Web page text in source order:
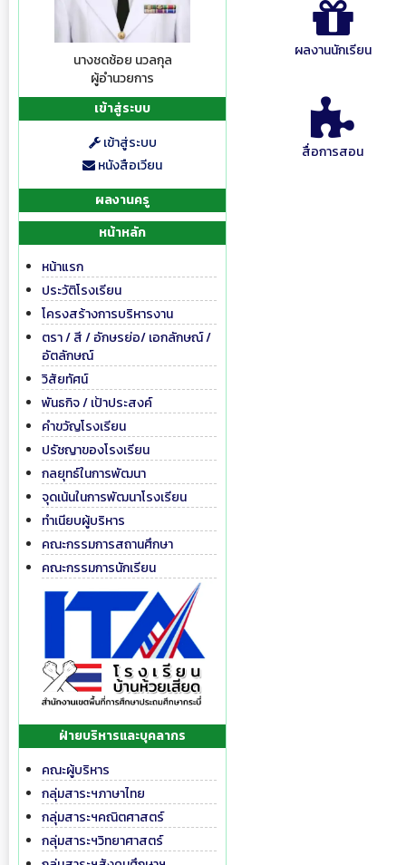
นางชดช้อย นวลกุล
ผู้อำนวยการ
เข้าสู่ระบบ
เข้าสู่ระบบ
หนังสือเวียน
ผลงานครู
หน้าหลัก
หน้าแรก
ประวัติโรงเรียน
โครงสร้างการบริหารงาน
ตรา / สี / อักษรย่อ/ เอกลักษณ์ /
อัตลักษณ์
วิสัยทัศน์
พันธกิจ / เป้าประสงค์
คำขวัญโรงเรียน
ปรัชญาของโรงเรียน
กลยุทธ์ในการพัฒนา
จุดเน้นในการพัฒนาโรงเรียน
ทำเนียบผู้บริหาร
คณะกรรมการสถานศึกษา
คณะกรรมการนักเรียน
ฝ่ายบริหารและบุคลากร
คณะผู้บริหาร
กลุ่มสาระฯภาษาไทย
กลุ่มสาระฯคณิตศาสตร์
กลุ่มสาระฯวิทยาศาสตร์
ผลงานนักเรียน
สื่อการสอน